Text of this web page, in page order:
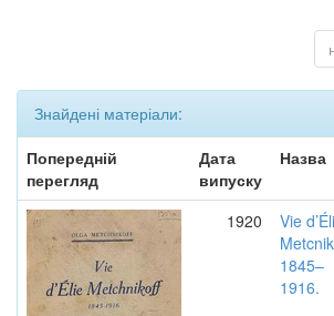
Знайдені матеріали:
Попередній
перегляд
Дата
випуску
Назва
1920
Vie
1845–
1916.